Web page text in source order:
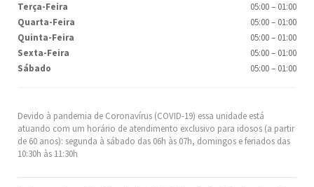
Devido à pandemia de Coronavírus (COVID-19) essa unidade está
atuando com um horário de atendimento exclusivo para idosos (a partir
de 60 anos): segunda à sábado das 06h às 07h, domingos e feriados das
10:30h às 11:30h
Terça-Feira
05:00– 01:00
Quarta-Feira
05:00– 01:00
Quinta-Feira
05:00– 01:00
Sexta-Feira
05:00– 01:00
Sábado
05:00– 01:00